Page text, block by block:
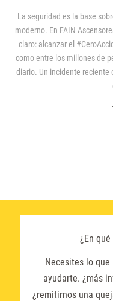
La seguridad es la base
moderno. En FAIN
claro: alcanzar el
como entre los millones de
diario. Un incidente reciente
¿En
Necesites lo
ayudarte. ¿más
¿remitirnos una